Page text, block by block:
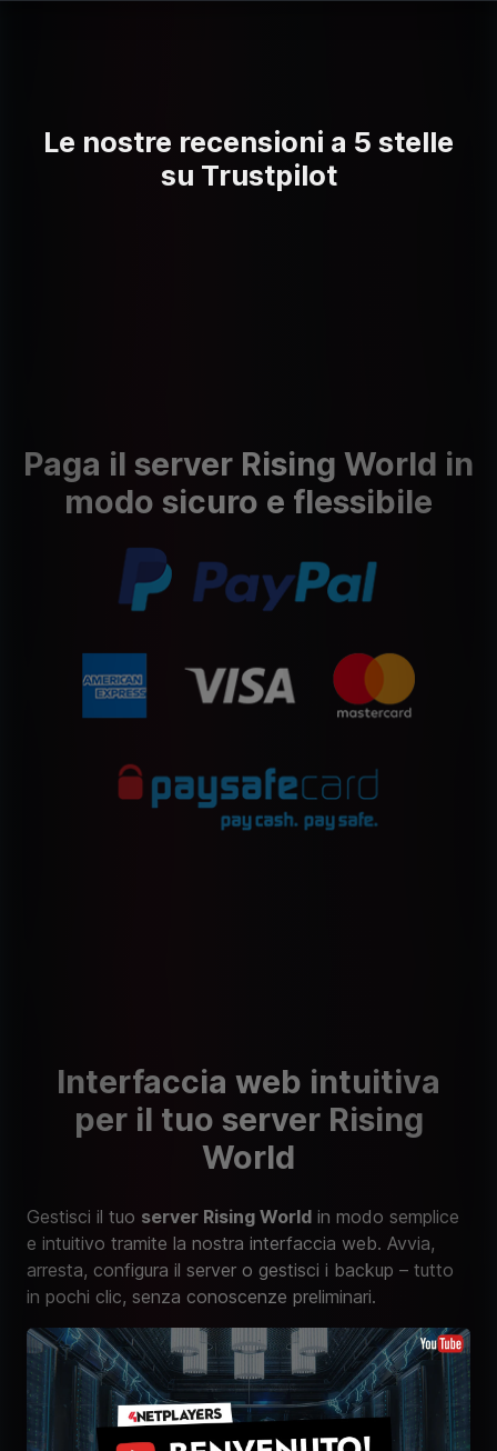
Le nostre recensioni a 5 stelle
su Trustpilot
Paga il server Rising World in
modo sicuro e flessibile
Interfaccia web intuitiva
per il tuo server Rising
World
Gestisci il tuo server Rising World in modo semplice
e intuitivo tramite la nostra interfaccia web. Avvia,
arresta, configura il server o gestisci i backup – tutto
in pochi clic, senza conoscenze preliminari.